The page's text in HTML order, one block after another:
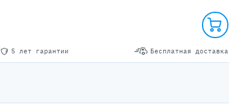
5 лет гарантии Бесплатная доставка